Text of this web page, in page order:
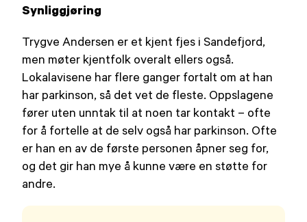
Synliggjøring
Trygve Andersen er et kjent fjes i Sandefjord,
men møter kjentfolk overalt ellers også.
Lokalavisene har flere ganger fortalt om at han
har parkinson, så det vet de fleste. Oppslagene
fører uten unntak til at noen tar kontakt – ofte
for å fortelle at de selv også har parkinson. Ofte
er han en av de første personen åpner seg for,
og det gir han mye å kunne være en støtte for
andre.